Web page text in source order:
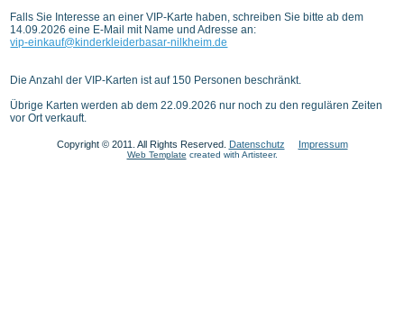
Falls Sie Interesse an einer VIP-Karte haben, schreiben Sie bitte ab dem
14.09.2026 eine E-Mail mit Name und Adresse an:
vip-einkauf@kinderkleiderbasar-nilkheim.de
Die Anzahl der VIP-Karten ist auf 150 Personen beschränkt.
Übrige Karten werden ab dem 22.09.2026 nur noch zu den regulären Zeiten
vor Ort verkauft.
Copyright © 2011. All Rights Reserved. Datenschutz Impressum
Web Template created with Artisteer.